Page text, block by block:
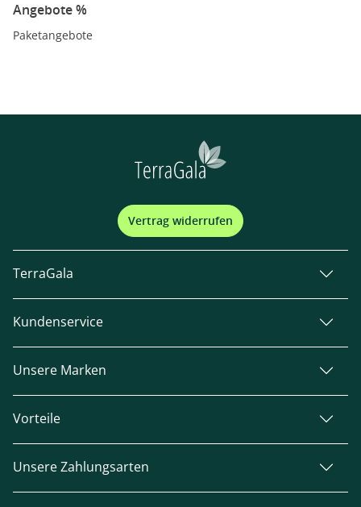
Angebote %
Paketangebote
Vertrag widerrufen
TerraGala
Kundenservice
Unsere Marken
Vorteile
Unsere Zahlungsarten